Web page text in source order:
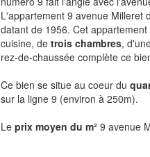
L'appartement 9 avenue Milleret
datant de 1956. Cet
cuisine, detrois chambres,
rez-de-chaussée complète ce
Ce bien se situe au coeur du
sur la ligne 9 (environ à 250m).
Leprix moyen du m²9 avenue